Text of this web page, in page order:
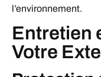
l’environnement.
Entretien
Votre